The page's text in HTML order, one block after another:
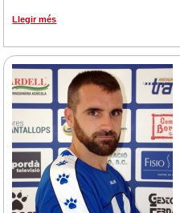
Llegir més